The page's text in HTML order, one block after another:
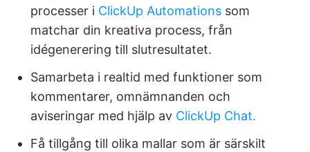
processer i ClickUp Automations som
matchar din kreativa process, från
idégenerering till slutresultatet.
Samarbeta i realtid med funktioner som
kommentarer, omnämnanden och
aviseringar med hjälp av ClickUp Chat.
Få tillgång till olika mallar som är särskilt